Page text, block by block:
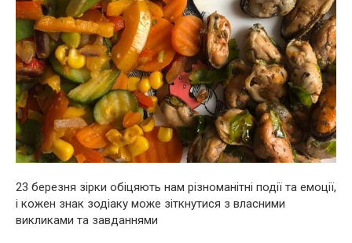
23 березня зірки обіцяють нам різноманітні події та емоції,
і кожен знак зодіаку може зіткнутися з власними
викликами та завданнями